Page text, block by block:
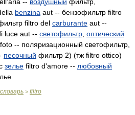
benzina aut -- бензофильтр filtro
filtro del carburante aut --
luce aut -- светофильтр оптический
-- поляризационный светофильтр,
песочный фильтр 2) (тж filtro ottico)
зелье filtro d'amore -- любовный
> filtro